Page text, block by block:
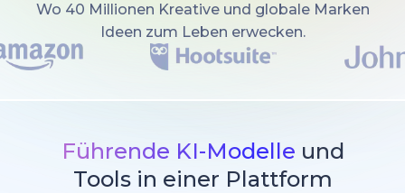
Wo 40 Millionen Kreative und globale Marken
Ideen zum Leben erwecken.
Führende KI-Modelle und
Tools in einer Plattform